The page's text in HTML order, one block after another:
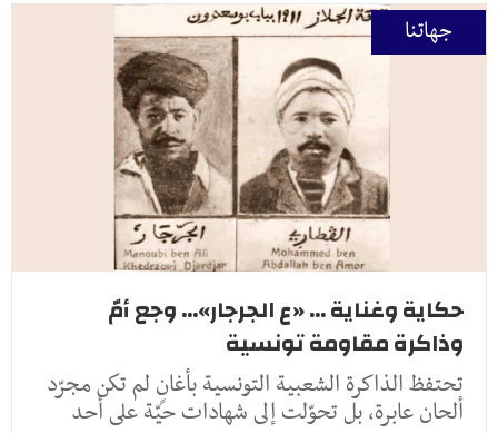
جهاتنا
حكاية وغناية ... «ع الجرجار»... وجع أمّ
وذاكرة مقاومة تونسية
تحتفظ الذاكرة الشعبية التونسية بأغانٍ لم تكن مجرّد
ألحان عابرة، بل تحوّلت إلى شهادات حيّة على أحد